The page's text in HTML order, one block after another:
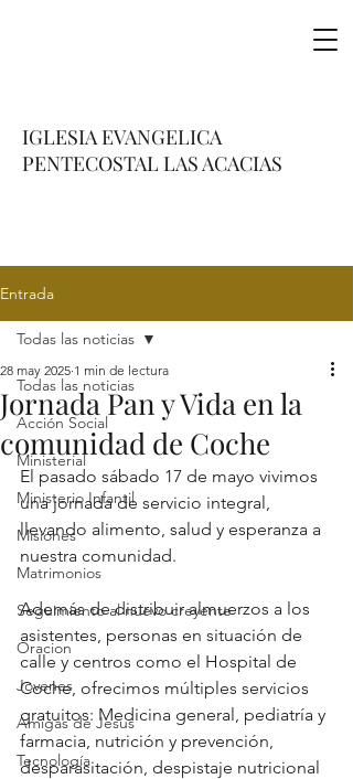
IGLESIA EVANGELICA
PENTECOSTAL LAS ACACIAS
Entrada
Todas las noticias
Acción Social
Ministerial
Ministerio Infantil
Misiones
Matrimonios
Seguimiento al nuevo creyente
Oracion
Jovenes
Amigas de Jesus
Tecnología
Todas las noticias
Jornada Pan y Vida en la
comunidad de Coche
28 may 2025 1 min de lectura
El pasado sábado 17 de mayo vivimos
una jornada de servicio integral,
llevando alimento, salud y esperanza a
nuestra comunidad.
Además de distribuir almuerzos a los
asistentes, personas en situación de
calle y centros como el Hospital de
Coche, ofrecimos múltiples servicios
gratuitos: Medicina general, pediatría y
farmacia, nutrición y prevención,
desparasitación, despistaje nutricional